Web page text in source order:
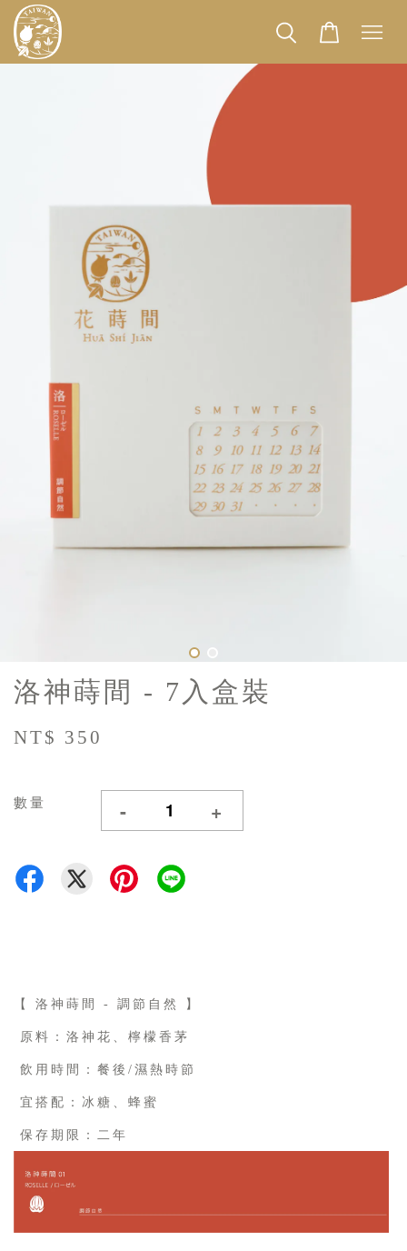
洛神蒔間 - 7入盒裝
NT$ 350
數量 - +
【 洛神蒔間 - 調節自然 】
原料：洛神花、檸檬香茅
飲用時間：餐後/濕熱時節
宜搭配：冰糖、蜂蜜
保存期限：二年